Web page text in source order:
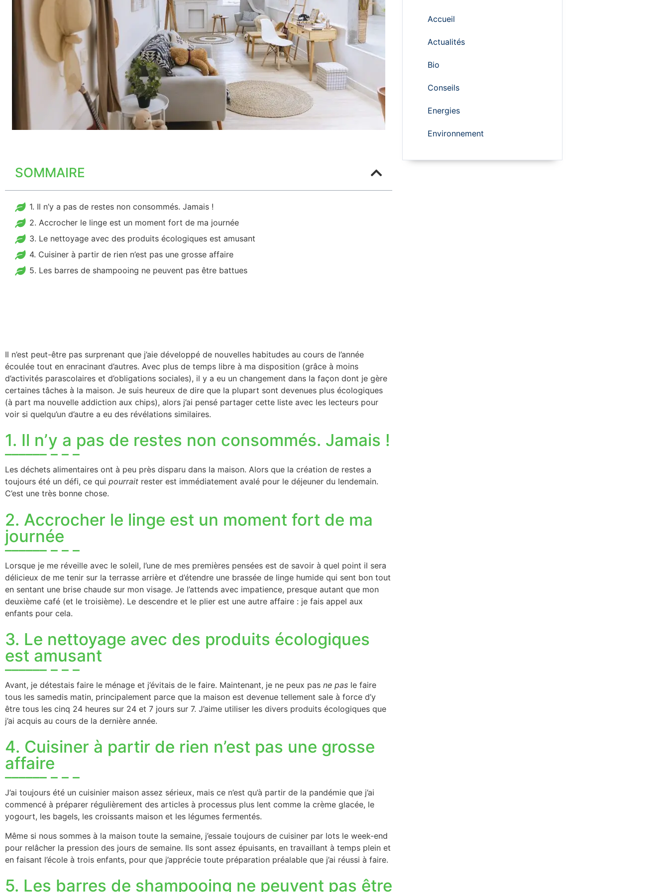
SOMMAIRE
1. Il n’y a pas de restes non consommés. Jamais !
2. Accrocher le linge est un moment fort de ma journée
3. Le nettoyage avec des produits écologiques est amusant
4. Cuisiner à partir de rien n’est pas une grosse affaire
5. Les barres de shampooing ne peuvent pas être battues
Il n’est peut-être pas surprenant que j’aie développé de nouvelles habitudes au cours de l’année
écoulée tout en enracinant d’autres. Avec plus de temps libre à ma disposition (grâce à moins
d’activités parascolaires et d’obligations sociales), il y a eu un changement dans la façon dont je gère
certaines tâches à la maison. Je suis heureux de dire que la plupart sont devenues plus écologiques
(à part ma nouvelle addiction aux chips), alors j’ai pensé partager cette liste avec les lecteurs pour
voir si quelqu’un d’autre a eu des révélations similaires.
1. Il n’y a pas de restes non consommés. Jamais !
Les déchets alimentaires ont à peu près disparu dans la maison. Alors que la création de restes a
toujours été un défi, ce qui pourrait rester est immédiatement avalé pour le déjeuner du lendemain.
C’est une très bonne chose.
2. Accrocher le linge est un moment fort de ma
journée
Lorsque je me réveille avec le soleil, l’une de mes premières pensées est de savoir à quel point il sera
délicieux de me tenir sur la terrasse arrière et d’étendre une brassée de linge humide qui sent bon tout
en sentant une brise chaude sur mon visage. Je l’attends avec impatience, presque autant que mon
deuxième café (et le troisième). Le descendre et le plier est une autre affaire : je fais appel aux
enfants pour cela.
3. Le nettoyage avec des produits écologiques
est amusant
Avant, je détestais faire le ménage et j’évitais de le faire. Maintenant, je ne peux pas ne pas le faire
tous les samedis matin, principalement parce que la maison est devenue tellement sale à force d’y
être tous les cinq 24 heures sur 24 et 7 jours sur 7. J’aime utiliser les divers produits écologiques que
j’ai acquis au cours de la dernière année.
4. Cuisiner à partir de rien n’est pas une grosse
affaire
J’ai toujours été un cuisinier maison assez sérieux, mais ce n’est qu’à partir de la pandémie que j’ai
commencé à préparer régulièrement des articles à processus plus lent comme la crème glacée, le
yogourt, les bagels, les croissants maison et les légumes fermentés.
Même si nous sommes à la maison toute la semaine, j’essaie toujours de cuisiner par lots le week-end
pour relâcher la pression des jours de semaine. Ils sont assez épuisants, en travaillant à temps plein et
en faisant l’école à trois enfants, pour que j’apprécie toute préparation préalable que j’ai réussi à faire.
5. Les barres de shampooing ne peuvent pas être
Accueil
Actualités
Bio
Conseils
Energies
Environnement